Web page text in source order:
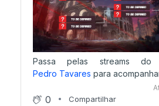
Passa pelas streams
Pedro Tavares para
0 Compartilhar